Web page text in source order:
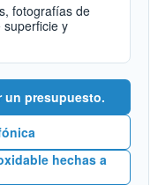
fotografías de
y
un presupuesto.
hechas a